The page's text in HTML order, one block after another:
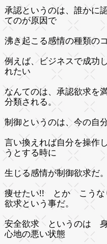
承認というのは、誰かに
てのが原因で
沸き起こる感情の種類のコ
例えば、ビジネスで成功
れたい
なんてのは、承認欲求を
分類される。
制御というのは、今の自
言い換えれば自分を操作
うとする時に
生じる感情が制御欲求だ。
痩せたい!! とか こう
欲求という事だ。
安全欲求 というのは 身
心地の悪い状態